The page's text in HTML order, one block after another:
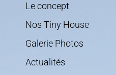
Le concept
Nos Tiny House
Galerie Photos
Actualités